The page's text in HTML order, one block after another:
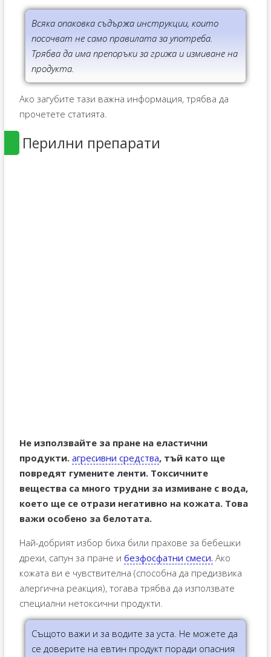
Всяка опаковка съдържа инструкции, които
посочват не само правилата за употреба.
Трябва да има препоръки за грижа и измиване на
продукта.
Ако загубите тази важна информация, трябва да
прочетете статията.
Перилни препарати
Не използвайте за пране на еластични
продукти. агресивни средства, тъй като ще
повредят гумените ленти. Токсичните
вещества са много трудни за измиване с вода,
което ще се отрази негативно на кожата. Това
важи особено за белотата.
Най-добрият избор биха били прахове за бебешки
дрехи, сапун за пране и безфосфатни смеси. Ако
кожата ви е чувствителна (способна да предизвика
алергична реакция), тогава трябва да използвате
специални нетоксични продукти.
Същото важи и за водите за уста. Не можете да
се доверите на евтин продукт поради опасния